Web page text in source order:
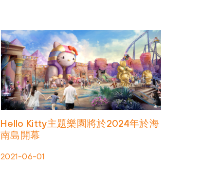
Hello Kitty主題樂園將於2024年於海
南島開幕
2021-06-01